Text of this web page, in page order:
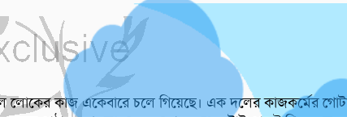
কাজ একেবারে চলে গিয়েছে। এক দলের কাজকর্মের